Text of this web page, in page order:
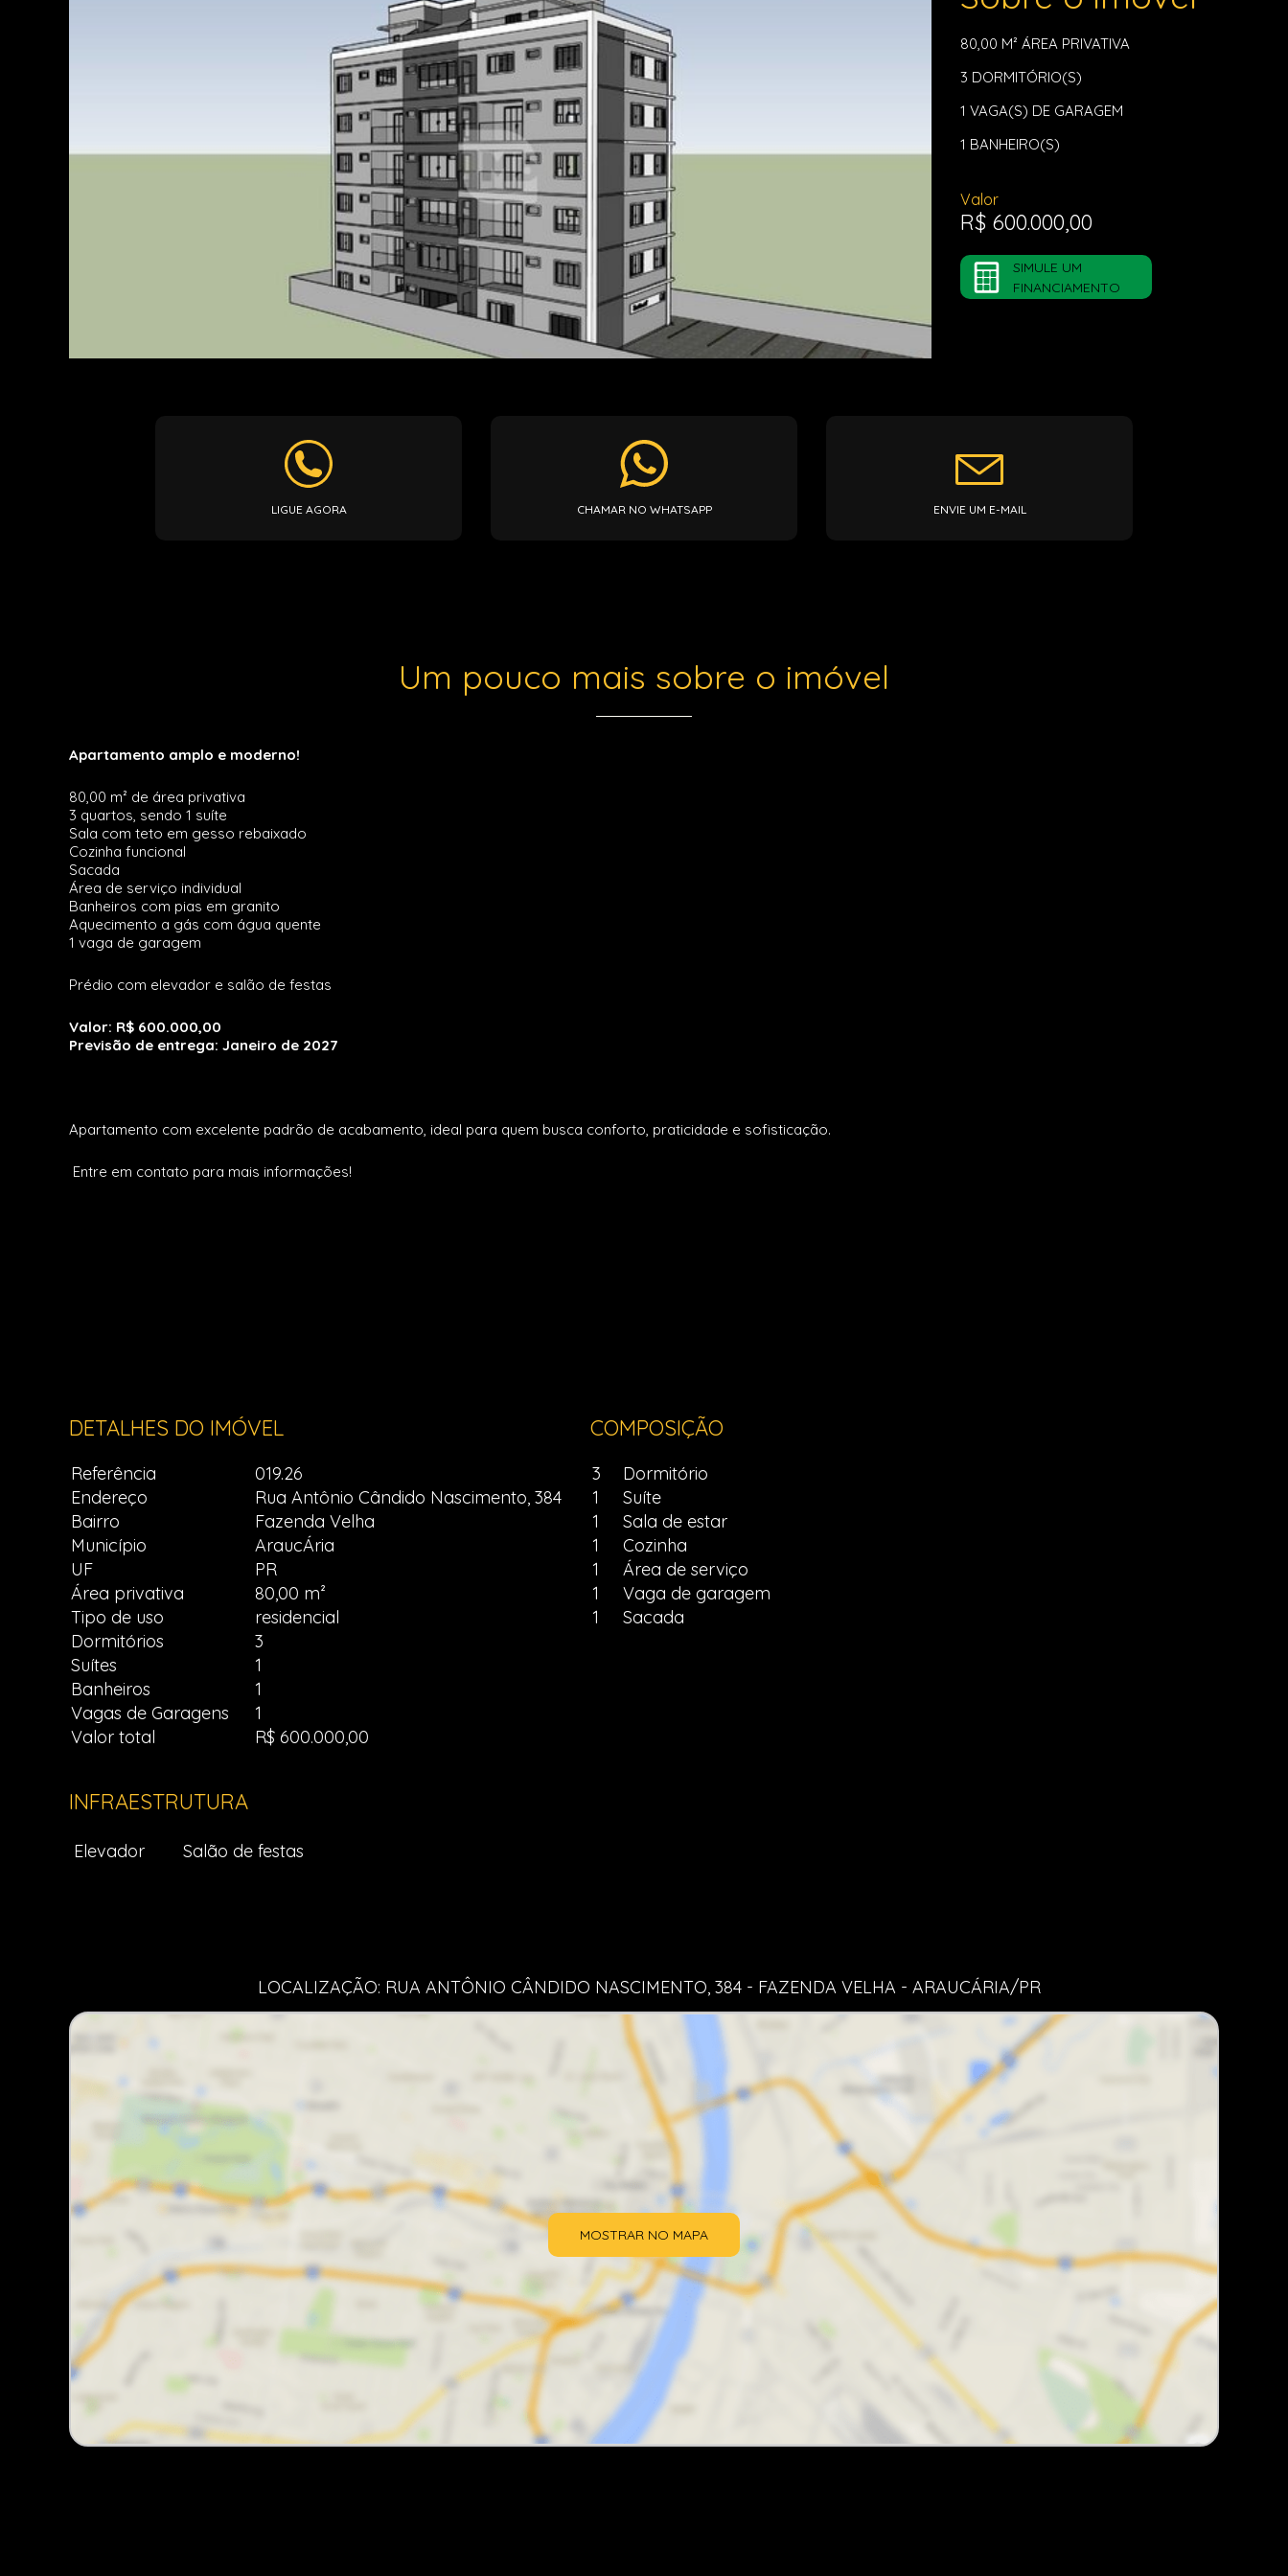
80,00 M² ÁREA PRIVATIVA
3 DORMITÓRIO(S)
1 VAGA(S) DE GARAGEM
1 BANHEIRO(S)
Valor
R$ 600.000,00
SIMULE UM
FINANCIAMENTO
LIGUE AGORA CHAMAR NO WHATSAPP ENVIE UM E-MAIL
Um pouco mais sobre o imóvel
Apartamento amplo e moderno!
80,00 m² de área privativa
3 quartos, sendo 1 suíte
Sala com teto em gesso rebaixado
Cozinha funcional
Sacada
Área de serviço individual
Banheiros com pias em granito
Aquecimento a gás com água quente
1 vaga de garagem
Prédio com elevador e salão de festas
Valor: R$ 600.000,00
Previsão de entrega: Janeiro de 2027
Apartamento com excelente padrão de acabamento, ideal para quem busca conforto, praticidade e sofisticação.
Entre em contato para mais informações!
DETALHES DO IMÓVEL
Referência
019.26
Endereço
Rua Antônio Cândido Nascimento, 384
Bairro
Fazenda Velha
Município
AraucÁria
UF
PR
Área privativa
80,00 m²
Tipo de uso
residencial
Dormitórios
3
Suítes
1
Banheiros
1
Vagas de Garagens
1
Valor total
R$ 600.000,00
COMPOSIÇÃO
3
Dormitório
1
Suíte
1
Sala de estar
1
Cozinha
1
Área de serviço
1
Vaga de garagem
1
Sacada
INFRAESTRUTURA
Elevador Salão de festas
LOCALIZAÇÃO: RUA ANTÔNIO CÂNDIDO NASCIMENTO, 384 - FAZENDA VELHA - ARAUCÁRIA/PR
MOSTRAR NO MAPA